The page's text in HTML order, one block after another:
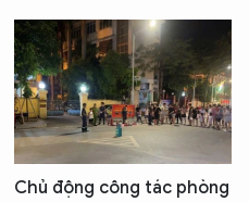
Chủ động công tác phòng